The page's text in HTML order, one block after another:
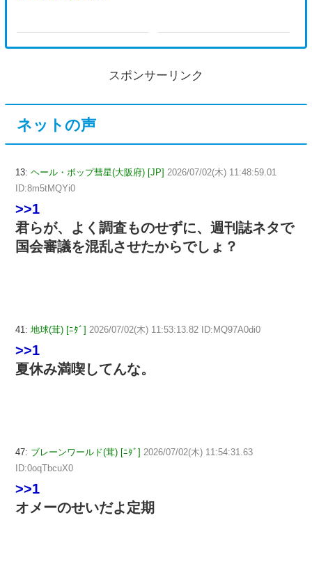
スポンサーリンク
ネットの声
13: ヘール・ボップ彗星(大阪府) [JP] 2026/07/02(木) 11:48:59.01
ID:8m5tMQYi0
>>1
君らが、よく調査ものせずに、週刊誌ネタで
国会審議を混乱させたからでしょ？
41: 地球(茸) [ﾆﾀﾞ] 2026/07/02(木) 11:53:13.82 ID:MQ97A0di0
>>1
夏休み満喫してんな。
47: ブレーンワールド(茸) [ﾆﾀﾞ] 2026/07/02(木) 11:54:31.63
ID:0oqTbcuX0
>>1
オメーのせいだよ定期